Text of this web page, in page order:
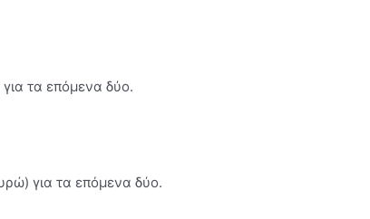
τα επόµενα δύο.
για τα επόµενα δύο.